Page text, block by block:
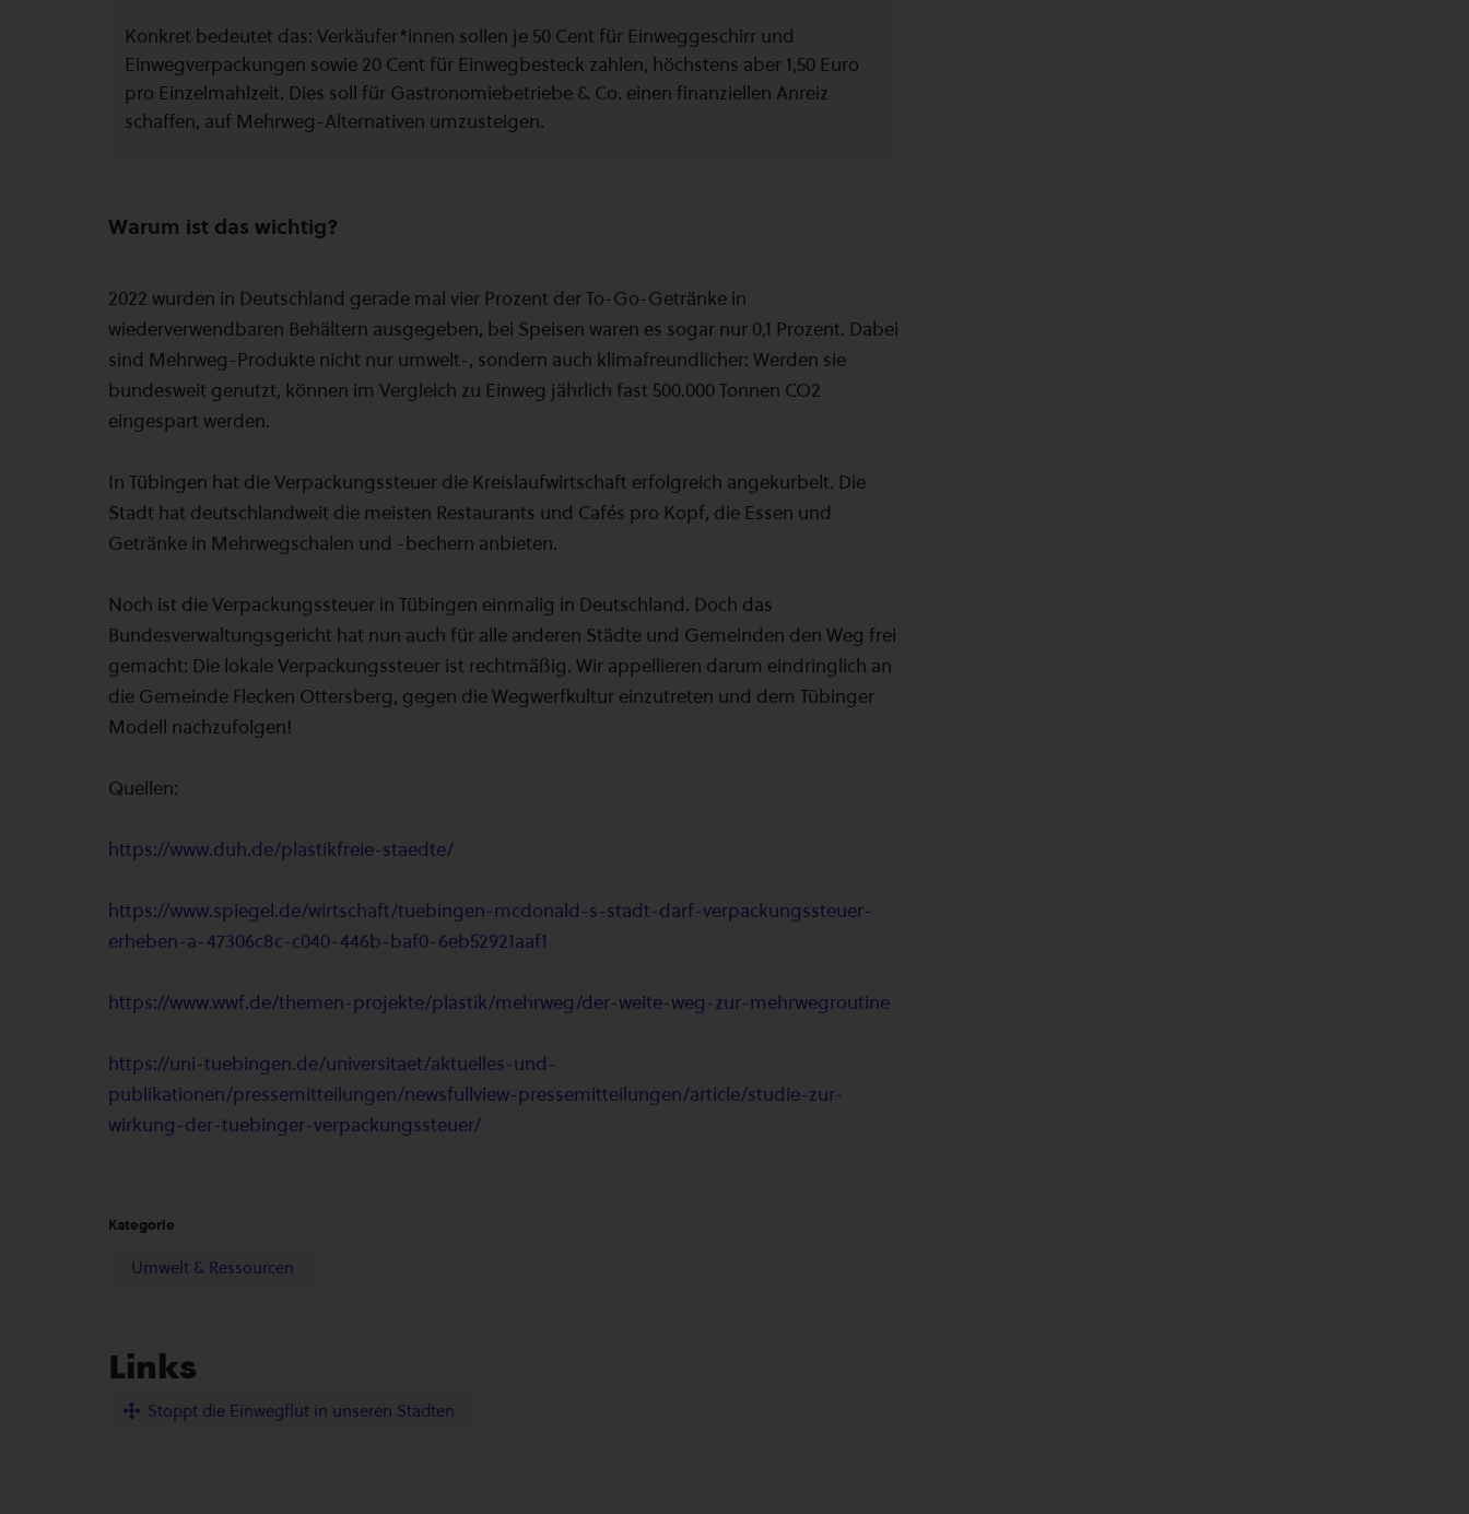
Konkret bedeutet das: Verkäufer*innen sollen je 50 Cent für Einweggeschirr und
Einwegverpackungen sowie 20 Cent für Einwegbesteck zahlen, höchstens aber 1,50 Euro
pro Einzelmahlzeit. Dies soll für Gastronomiebetriebe & Co. einen finanziellen Anreiz
schaffen, auf Mehrweg-Alternativen umzusteigen.
Warum ist das wichtig?
2022 wurden in Deutschland gerade mal vier Prozent der To-Go-Getränke in
wiederverwendbaren Behältern ausgegeben, bei Speisen waren es sogar nur 0,1 Prozent. Dabei
sind Mehrweg-Produkte nicht nur umwelt-, sondern auch klimafreundlicher: Werden sie
bundesweit genutzt, können im Vergleich zu Einweg jährlich fast 500.000 Tonnen CO2
eingespart werden.
In Tübingen hat die Verpackungssteuer die Kreislaufwirtschaft erfolgreich angekurbelt. Die
Stadt hat deutschlandweit die meisten Restaurants und Cafés pro Kopf, die Essen und
Getränke in Mehrwegschalen und -bechern anbieten.
Noch ist die Verpackungssteuer in Tübingen einmalig in Deutschland. Doch das
Bundesverwaltungsgericht hat nun auch für alle anderen Städte und Gemeinden den Weg frei
gemacht: Die lokale Verpackungssteuer ist rechtmäßig. Wir appellieren darum eindringlich an
die Gemeinde Flecken Ottersberg, gegen die Wegwerfkultur einzutreten und dem Tübinger
Modell nachzufolgen!
Quellen:
https://www.duh.de/plastikfreie-staedte/
https://www.spiegel.de/wirtschaft/tuebingen-mcdonald-s-stadt-darf-verpackungssteuer-
erheben-a-47306c8c-c040-446b-baf0-6eb52921aaf1
https://www.wwf.de/themen-projekte/plastik/mehrweg/der-weite-weg-zur-mehrwegroutine
https://uni-tuebingen.de/universitaet/aktuelles-und-
publikationen/pressemitteilungen/newsfullview-pressemitteilungen/article/studie-zur-
wirkung-der-tuebinger-verpackungssteuer/
Kategorie
Umwelt & Ressourcen
Links
Stoppt die Einwegflut in unseren Städten